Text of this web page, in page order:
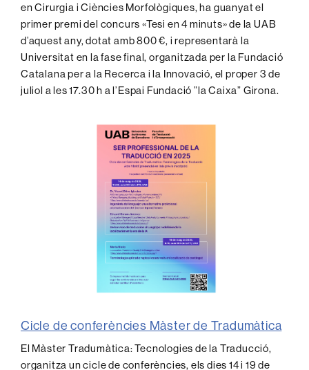
en Cirurgia i Ciències Morfològiques, ha guanyat el
primer premi del concurs «Tesi en 4 minuts» de la UAB
d’aquest any, dotat amb 800 €, i representarà la
Universitat en la fase final, organitzada per la Fundació
Catalana per a la Recerca i la Innovació, el proper 3 de
juliol a les 17.30 h a l’Espai Fundació ”la Caixa” Girona.
Cicle de conferències Màster de Tradumàtica
El Màster Tradumàtica: Tecnologies de la Traducció,
organitza un cicle de conferències, els dies 14 i 19 de